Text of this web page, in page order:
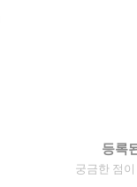
등록
궁금한 점